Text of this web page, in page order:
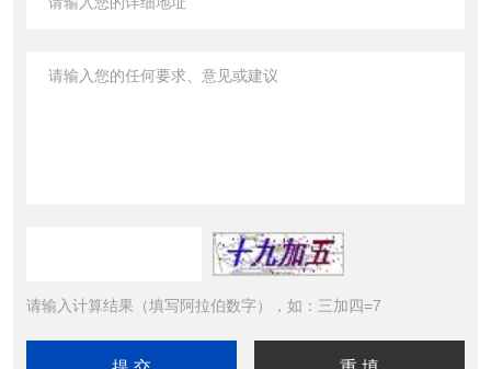
请输入计算结果（填写阿拉伯数字），如：三加四=7